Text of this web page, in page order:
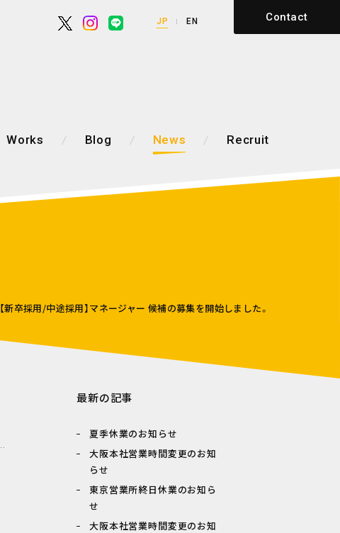
JP EN Contact
Works Blog News Recruit
【新卒採用/中途採用】マネージャー 候補の募集を開始しました。
最新の記事
夏季休業のお知らせ
大阪本社営業時間変更のお知
らせ
東京営業所終日休業のお知ら
せ
大阪本社営業時間変更のお知